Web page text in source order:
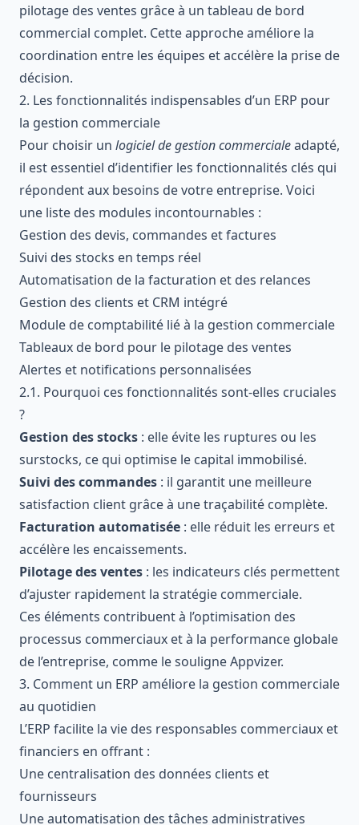
pilotage des ventes grâce à un tableau de bord
commercial complet. Cette approche améliore la
coordination entre les équipes et accélère la prise de
décision.
2. Les fonctionnalités indispensables d’un ERP pour
la gestion commerciale
Pour choisir un logiciel de gestion commercialeadapté,
il est essentiel d’identifier les fonctionnalités clés qui
répondent aux besoins de votre entreprise. Voici
une liste des modules incontournables :
Gestion des devis, commandes et factures
Suivi des stocks en temps réel
Automatisation de la facturation et des relances
Gestion des clients et CRM intégré
Module de comptabilité lié à la gestion commerciale
Tableaux de bord pour le pilotage des ventes
Alertes et notifications personnalisées
2.1. Pourquoi ces fonctionnalités sont-elles cruciales
?
Gestion des stocks : elle évite les ruptures ou les
surstocks, ce qui optimise le capital immobilisé.
Suivi des commandes : il garantit une meilleure
satisfaction client grâce à une traçabilité complète.
Facturation automatisée : elle réduit les erreurs et
accélère les encaissements.
Pilotage des ventes : les indicateurs clés permettent
d’ajuster rapidement la stratégie commerciale.
Ces éléments contribuent à l’optimisation des
processus commerciaux et à la performance globale
de l’entreprise, comme le souligneAppvizer.
3. Comment un ERP améliore la gestion commerciale
au quotidien
L’ERP facilite la vie des responsables commerciaux et
financiers en offrant :
Une centralisation des données clients et
fournisseurs
Une automatisation des tâches administratives